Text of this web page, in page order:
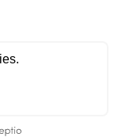
-Politique de